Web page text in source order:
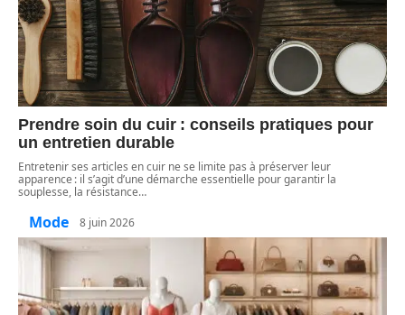
Prendre soin du cuir : conseils pratiques pour
un entretien durable
Entretenir ses articles en cuir ne se limite pas à préserver leur
apparence : il s’agit d’une démarche essentielle pour garantir la
souplesse, la résistance…
Mode 8 juin 2026